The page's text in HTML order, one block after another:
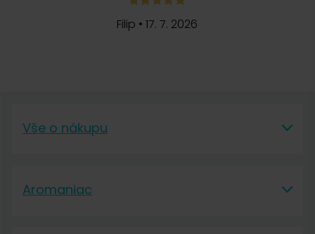
Filip •17. 7. 2026
Vše o nákupu
Aromaniac